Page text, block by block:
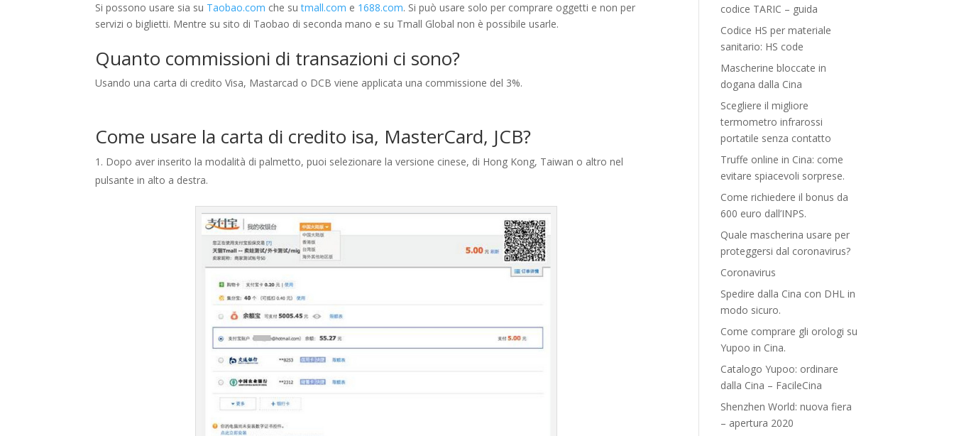
Si possono usare sia su Taobao.com che sutmall.com e 1688.com. Si può usare solo per comprare oggetti e non per
servizi o biglietti. Mentre su sito di Taobao di seconda mano e su Tmall Global non è possibile usarle.
Quanto commissioni di transazioni ci sono?
Usando una carta di credito Visa, Mastarcad o DCB viene applicata una commissione del 3%.
Come usare la carta di credito isa, MasterCard, JCB?
Dopo aver inserito la modalità di palmetto, puoi selezionare la versione cinese, di Hong Kong, Taiwan o altro nel
pulsante in alto a destra.
codice TARIC – guida
Codice HS per materiale
sanitario: HS code
Mascherine bloccate in
dogana dalla Cina
Scegliere il migliore
termometro infrarossi
portatile senza contatto
Truffe online in Cina: come
evitare spiacevoli sorprese.
Come richiedere il bonus da
600 euro dall’INPS.
Quale mascherina usare per
proteggersi dal coronavirus?
Coronavirus
Spedire dalla Cina con DHL in
modo sicuro.
Come comprare gli orologi su
Yupoo in Cina.
Catalogo Yupoo: ordinare
dalla Cina – FacileCina
Shenzhen World: nuova fiera
– apertura 2020